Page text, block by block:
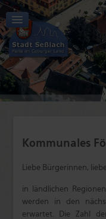
Aktuelles | Start
Wirtschaft |
Kommunales
Liebe Bürgerinnen,
in ländlichen
werden in den
erwartet. Die Zahl